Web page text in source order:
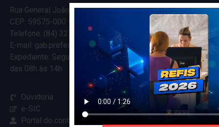
Rua General João Varela, 635
CEP: 59575-000 – Ceará-Mirim – RN
Telefone: (84) 3274-5916
E-mail: gab.prefeitocearamirim@gmail.com
Expediente: Segunda à Sexta
das 08h às 14h
Ouvidoria
e-SIC
Portal do contribuinte